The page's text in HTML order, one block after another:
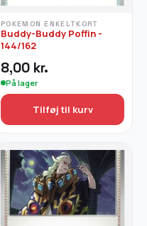
POKEMON ENKELTKORT
Buddy-Buddy Poffin -
144/162
8,00 kr.
På lager
Tilføj til kurv